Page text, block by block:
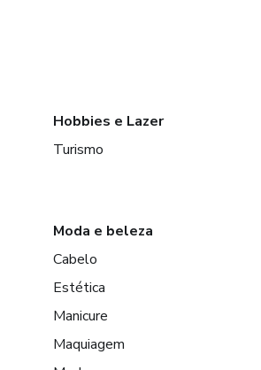
Hobbies e Lazer
Turismo
Moda e beleza
Cabelo
Estética
Manicure
Maquiagem